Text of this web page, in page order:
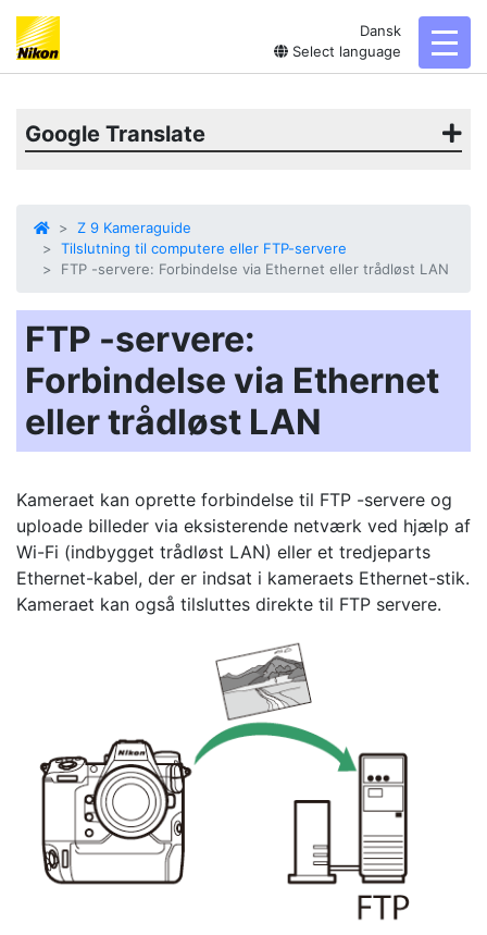
Dansk
Select language
Google Translate
Z 9 Kameraguide
Tilslutning til computere eller FTP-servere
FTP -servere: Forbindelse via Ethernet eller trådløst LAN
FTP -servere:
Forbindelse via Ethernet
eller trådløst LAN
Kameraet kan oprette forbindelse til FTP -servere og
uploade billeder via eksisterende netværk ved hjælp af
Wi-Fi (indbygget trådløst LAN) eller et tredjeparts
Ethernet-kabel, der er indsat i kameraets Ethernet-stik.
Kameraet kan også tilsluttes direkte til FTP servere.